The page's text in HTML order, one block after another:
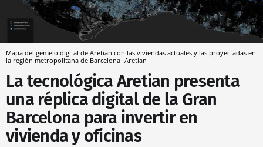
Mapa del gemelo digital de Aretian con las viviendas actuales y las proyectadas en
la región metropolitana de Barcelona Aretian
La tecnológica Aretian presenta
una réplica digital de la Gran
Barcelona para invertir en
vivienda y oficinas